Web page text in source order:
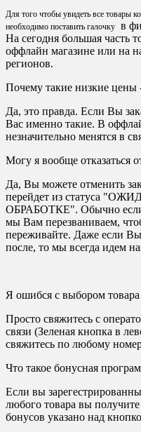
Для того чтобы увидеть все товары
необходимо поставить галочку в
На сегодня большая часть
оффлайн магазине или на
регионов.
Почему такие низкие цены
Да, это правда. Если Вы
Вас именно такие. В
незначительно менятся в
Могу я вообще отказаться
Да, Вы можете отменить
перейдет из статуса
ОБРАБОТКЕ". Обычно если
мы Вам перезваниваем,
переживайте. Даже если Вы
после, то мы всегда идем
Я ошибся с выбором товара
Просто свяжитесь с
связи (Зеленая кнопка в
свяжитесь по любому
Что такое бонусная
Если вы
любого товара вы
бонусов указано над